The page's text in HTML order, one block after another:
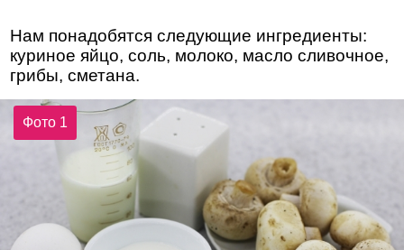
Нам понадобятся следующие ингредиенты:
куриное яйцо, соль, молоко, масло сливочное,
грибы, сметана.
Фото 1